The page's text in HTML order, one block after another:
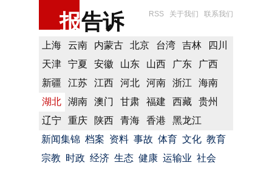
报告诉 RSS 关于我们 联系我们
上海 云南 内蒙古 北京 台湾 吉林
四川
天津
宁夏 安徽 山东 山西 广东
广西
新疆
江苏 江西 河北 河南 浙江
海南
湖北
湖南 澳门 甘肃 福建 西藏
贵州
辽宁
重庆 陕西 青海 香港
黑龙江
新闻集锦 档案 资料 事故 体育 文化 教育
宗教 时政 经济 生态 健康 运输业 社会